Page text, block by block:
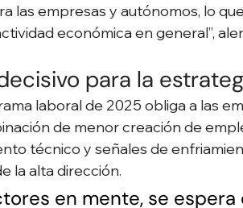
las empresas y autónomos, lo
económica en general”,
para la
laboral de 2025 obliga a las
de menor creación de
técnico y señales de
la alta dirección.
en mente, se